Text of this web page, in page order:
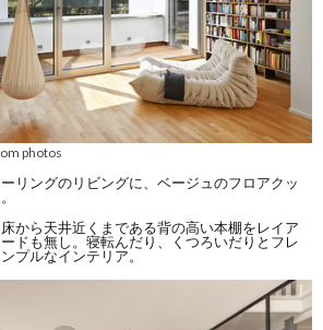
photos
リングのリビングに、ベージュのフロアクッ
から天井近くまである背の高い本棚をレイア
ドも無し。寝転んだり、くつろいだりとフレ
プルなインテリア。